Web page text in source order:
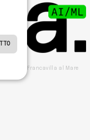
Caprini 9 Francavilla al Mare